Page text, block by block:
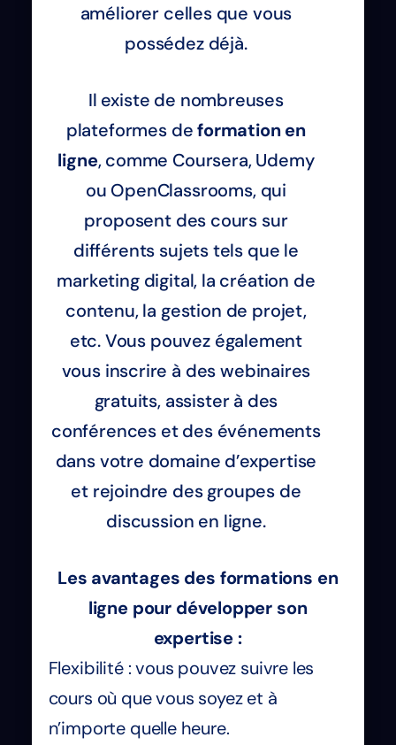
améliorer celles que vous
possédez déjà.
Il existe de nombreuses
plateformes deformation en
ligne, comme Coursera, Udemy
ou OpenClassrooms, qui
proposent des cours sur
différents sujets tels que le
marketing digital, la création de
contenu, la gestion de projet,
etc. Vous pouvez également
vous inscrire à des webinaires
gratuits, assister à des
conférences et des événements
dans votre domaine d’expertise
et rejoindre des groupes de
discussion en ligne.
Les avantages des formations en
ligne pour développer son
expertise :
Flexibilité : vous pouvez suivre les
cours où que vous soyez et à
n’importe quelle heure.